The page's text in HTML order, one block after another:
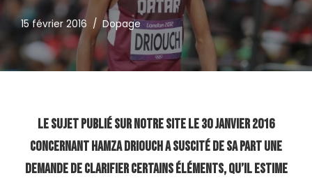
15 février 2016 Dopage
Le sujet publié sur notre site le 30 janvier 2016
concernant Hamza Driouch a suscité de sa part une
demande de clarifier certains éléments, qu’il estime